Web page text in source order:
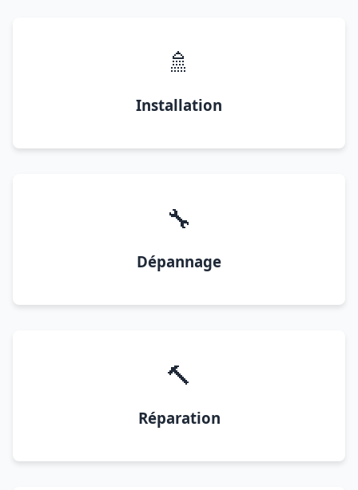
🚿
Installation
🔧
Dépannage
🔨
Réparation